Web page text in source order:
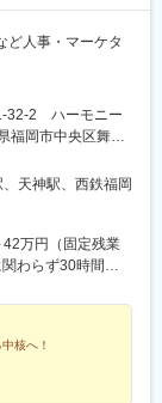
ど人事・マーケタ
32-2 ハーモニー
岡市中央区舞鶴
組み合わせたハ
なキャリアに応じ
制なし）※受動喫
天神駅、西鉄福岡
万円（固定残業
わらず30時間分
基づき、選考を通
核へ！